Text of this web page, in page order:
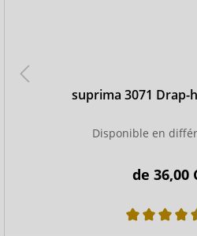
suprima 3071 Drap-
Disponible en
de 36,00